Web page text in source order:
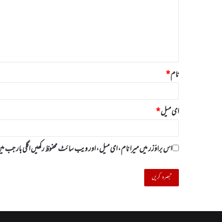
نام*
ای میل*
اس براؤزر میں میرا نام، ای میل، اور ویب سائٹ محفوظ رکھیں اگلی بار